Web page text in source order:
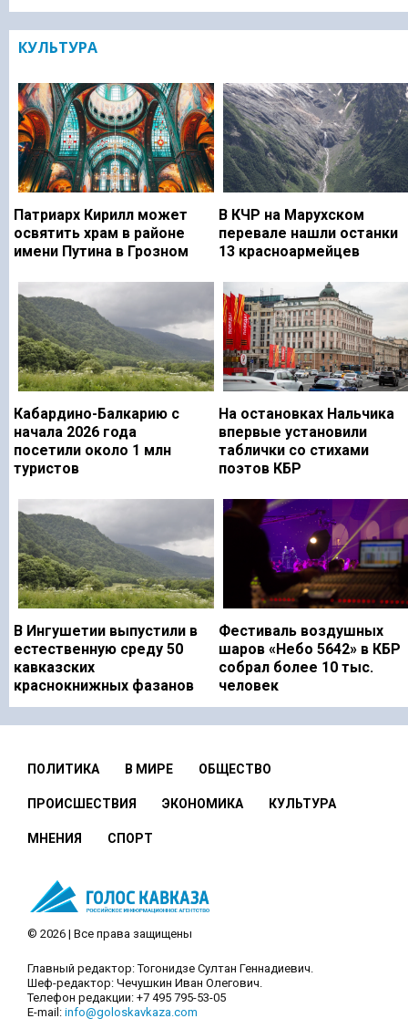
КУЛЬТУРА
Патриарх Кирилл может
освятить храм в районе
имени Путина в Грозном
В КЧР на Марухском
перевале нашли останки
13 красноармейцев
Кабардино-Балкарию с
начала 2026 года
посетили около 1 млн
туристов
На остановках Нальчика
впервые установили
таблички со стихами
поэтов КБР
В Ингушетии выпустили в
естественную среду 50
кавказских
краснокнижных фазанов
Фестиваль воздушных
шаров «Небо 5642» в КБР
собрал более 10 тыс.
человек
ПОЛИТИКА В МИРЕ ОБЩЕСТВО
ПРОИСШЕСТВИЯ ЭКОНОМИКА КУЛЬТУРА
МНЕНИЯ СПОРТ
© 2026 | Все права защищены
Главный редактор: Тогонидзе Султан Геннадиевич.
Шеф-редактор: Чечушкин Иван Олегович.
Телефон редакции: +7 495 795-53-05
E-mail: info@goloskavkaza.com